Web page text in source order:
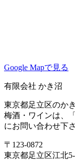
Google Mapで見る
有限会社 かき沼
東京都足立区のか
梅酒・ワインは、
にお問い合わせ下さ
〒123-0872
東京都足立区江北5-